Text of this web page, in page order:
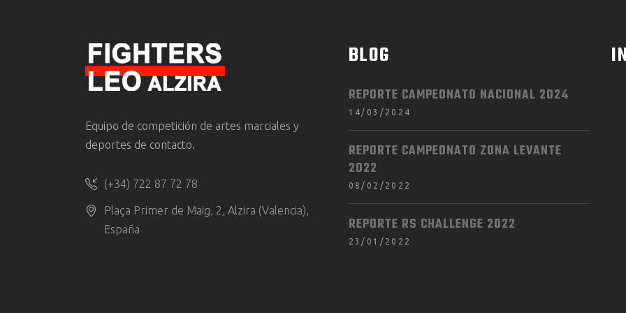
Equipo de competición de artes marciales y
deportes de contacto.
(+34) 722 87 72 78
Plaça Primer de Maig, 2, Alzira (Valencia),
España
BLOG
REPORTE CAMPEONATO NACIONAL 2024
14/03/2024
REPORTE CAMPEONATO ZONA LEVANTE
2022
08/02/2022
REPORTE RS CHALLENGE 2022
23/01/2022